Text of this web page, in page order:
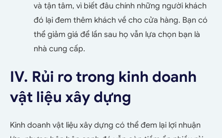
và tận tâm, vì biết đâu chính những người khách
đó lại đem thêm khách về cho cửa hàng. Bạn có
thể giảm giá để lần sau họ vẫn lựa chọn bạn là
nhà cung cấp.
IV. Rủi ro trong kinh doanh
vật liệu xây dựng
Kinh doanh vật liệu xây dựng có thể đem lại lợi nhuận